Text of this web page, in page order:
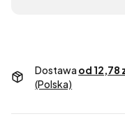
Dostawa od 12,78
(Polska)